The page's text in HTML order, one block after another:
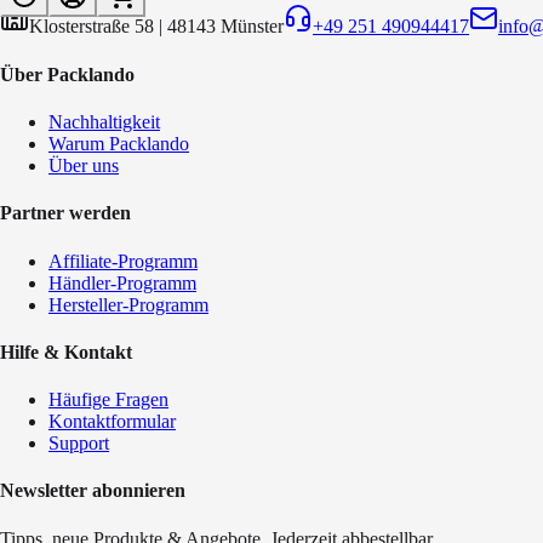
Klosterstraße 58 48143 Münster +49 251 490944417
Über Packlando
Nachhaltigkeit
Warum Packlando
Über uns
Partner werden
Affiliate-Programm
Händler-Programm
Hersteller-Programm
Hilfe & Kontakt
Häufige Fragen
Kontaktformular
Support
Newsletter abonnieren
Tipps, neue Produkte & Angebote. Jederzeit abbestellbar.